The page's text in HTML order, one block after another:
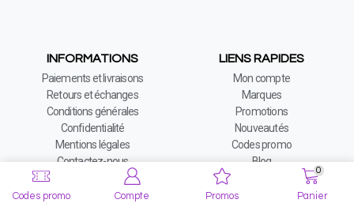
Codes promo Compte Promos
0
Panier
INFORMATIONS
Paiements et livraisons
Retours et échanges
Conditions générales
Confidentialité
Mentions légales
Contactez-nous
LIENS RAPIDES
Mon compte
Marques
Promotions
Nouveautés
Codes promo
Blog